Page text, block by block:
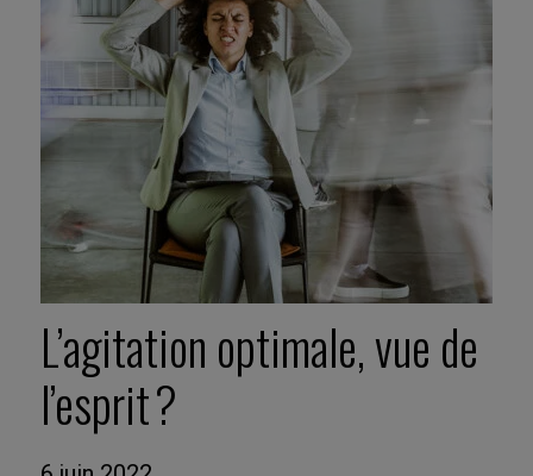
L’agitation optimale, vue de
l’esprit ?